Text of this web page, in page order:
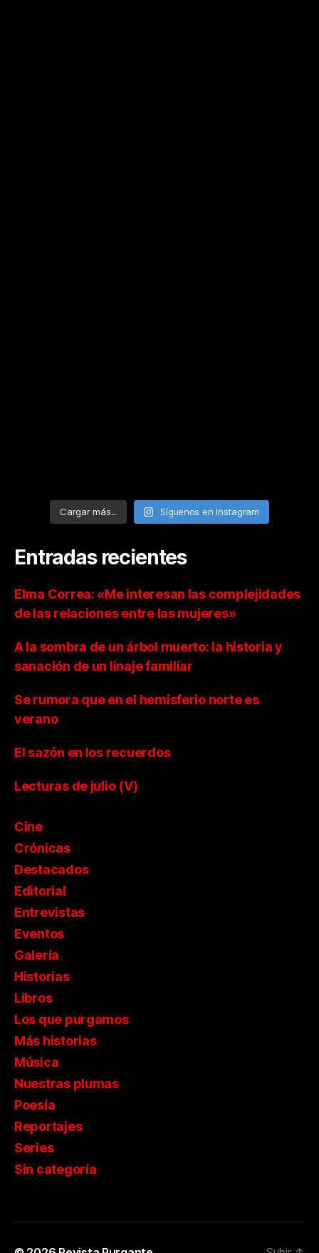
Cargar más... Síguenos en Instagram
Entradas recientes
Elma Correa: «Me interesan las complejidades
de las relaciones entre las mujeres»
A la sombra de un árbol muerto: la historia y
sanación de un linaje familiar
Se rumora que en el hemisferio norte es
verano
El sazón en los recuerdos
Lecturas de julio (V)
Cine
Crónicas
Destacados
Editorial
Entrevistas
Eventos
Galería
Historias
Libros
Los que purgamos
Más historias
Música
Nuestras plumas
Poesía
Reportajes
Series
Sin categoría